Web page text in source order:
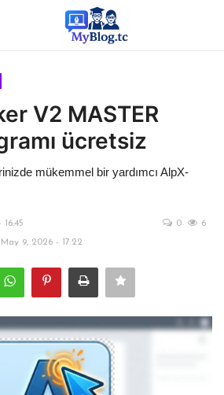
V2 MASTER
ücretsiz
mükemmel bir yardımcı AlpX-
9, 2026 - 17:22
0 6